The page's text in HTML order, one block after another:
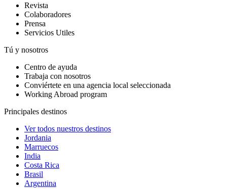
Revista
Colaboradores
Prensa
Servicios Utiles
Tú y nosotros
Centro de ayuda
Trabaja con nosotros
Conviértete en una agencia local seleccionada
Working Abroad program
Principales destinos
Ver todos nuestros destinos
Jordania
Marruecos
India
Costa Rica
Brasil
Argentina